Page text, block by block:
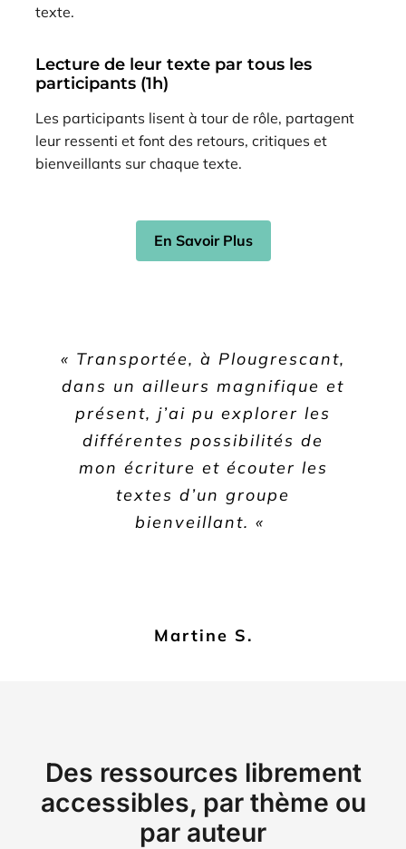
texte.
Lecture de leur texte par tous les
participants (1h)
Les participants lisent à tour de rôle, partagent
leur ressenti et font des retours, critiques et
bienveillants sur chaque texte.
En Savoir Plus
« Transportée, à Plougrescant,
dans un ailleurs magnifique et
présent, j’ai pu explorer les
différentes possibilités de
mon écriture et écouter les
textes d’un groupe
bienveillant. «
Martine S.
Insérer votre contenu Ici
Des ressources librement
accessibles, par thème ou
par auteur